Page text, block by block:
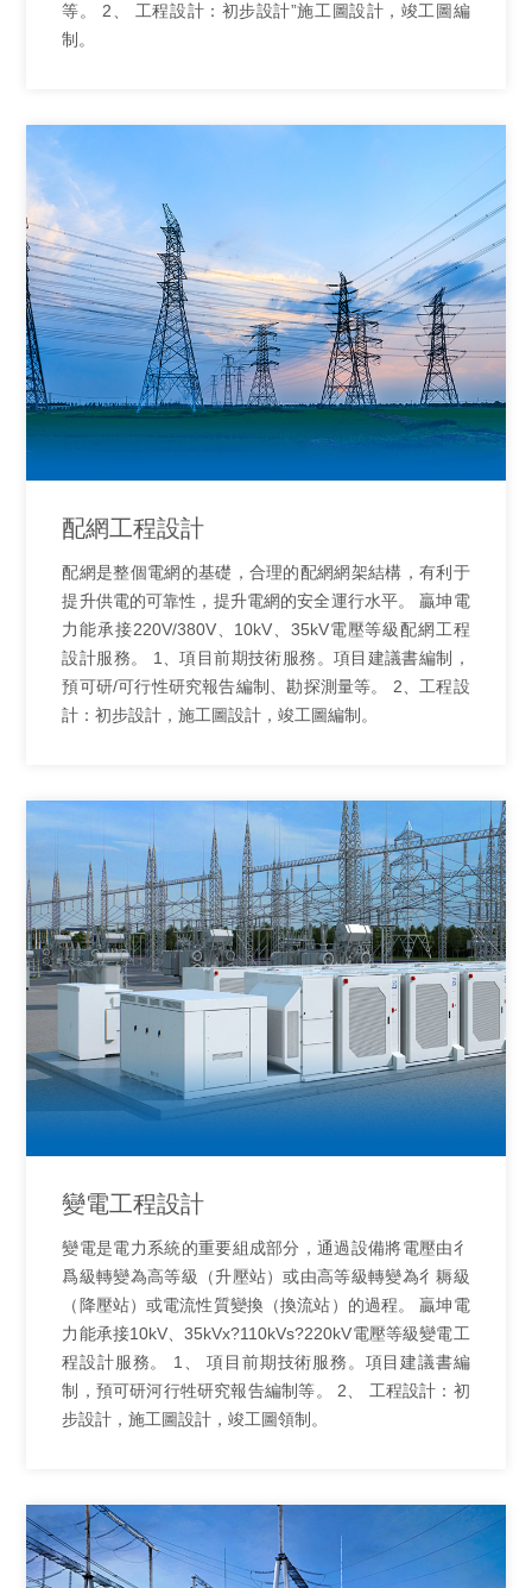
等。 2、 工程設計：初步設計”施工圖設計，竣工圖編
制。
配網工程設計
配網是整個電網的基礎，合理的配網網架結構，有利于
提升供電的可靠性，提升電網的安全運行水平。 贏坤電
力能承接220V/380V、10kV、35kV電壓等級配網工程
設計服務。 1、項目前期技術服務。項目建議書編制，
預可研/可行性研究報告編制、勘探測量等。 2、工程設
計：初步設計，施工圖設計，竣工圖編制。
變電工程設計
變電是電力系統的重要組成部分，通過設備將電壓由彳
爲級轉變為高等級（升壓站）或由高等級轉變為彳耨級
（降壓站）或電流性質變換（換流站）的過程。 贏坤電
力能承接10kV、35kVx?110kVs?220kV電壓等級變電工
程設計服務。 1、 項目前期技術服務。項目建議書編
制，預可研河行牲研究報告編制等。 2、 工程設計：初
步設計，施工圖設計，竣工圖領制。